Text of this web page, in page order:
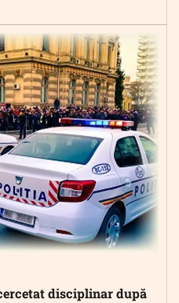
disciplinar după